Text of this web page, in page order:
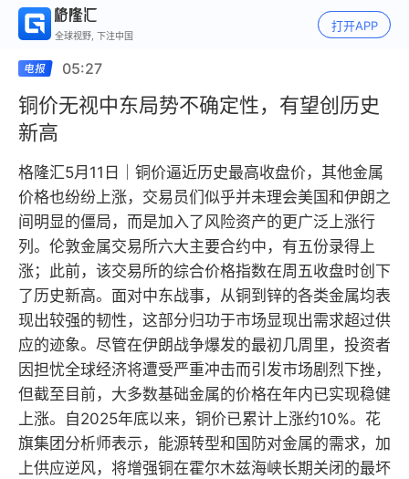
全球视野, 下注中国
打开APP
05:27
铜价无视中东局势不确定性，有望创历史
新高
格隆汇5月11日｜铜价逼近历史最高收盘价，其他金属
价格也纷纷上涨，交易员们似乎并未理会美国和伊朗之
间明显的僵局，而是加入了风险资产的更广泛上涨行
列。伦敦金属交易所六大主要合约中，有五份录得上
涨；此前，该交易所的综合价格指数在周五收盘时创下
了历史新高。面对中东战事，从铜到锌的各类金属均表
现出较强的韧性，这部分归功于市场显现出需求超过供
应的迹象。尽管在伊朗战争爆发的最初几周里，投资者
因担忧全球经济将遭受严重冲击而引发市场剧烈下挫，
但截至目前，大多数基础金属的价格在年内已实现稳健
上涨。自2025年底以来，铜价已累计上涨约10%。花
旗集团分析师表示，能源转型和国防对金属的需求，加
上供应逆风，将增强铜在霍尔木兹海峡长期关闭的最坏